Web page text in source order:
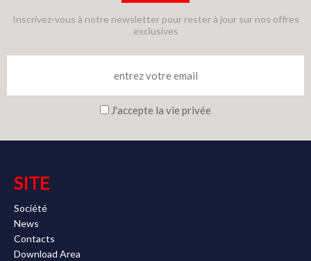
Inscrivez-vous à notre newsletter pour rester à jour sur nos offres
exclusives
J'accepte la vie privée
SITE
Société
News
Contacts
Download Area